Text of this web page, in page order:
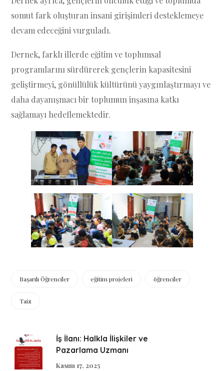
somut fark oluşturan insani girişimleri desteklemeye
devam edeceğini vurguladı.
Dernek, farklı illerde eğitim ve toplumsal
programlarını sürdürerek gençlerin kapasitesini
geliştirmeyi, gönüllülük kültürünü yaygınlaştırmayı ve
daha dayanışmacı bir toplumun inşasına katkı
sağlamayı hedeflemektedir.
Başarılı Öğrenciler eğitim projeleri öğrenciler
Taiz
İş İlanı: Halkla İlişkiler ve
Pazarlama Uzmanı
Kasım 17, 2025